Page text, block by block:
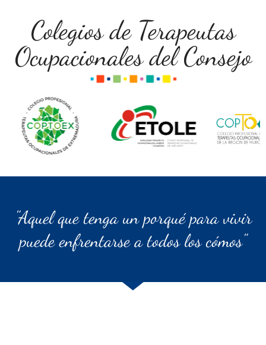
Colegios de Terapeutas
Ocupacionales del Consejo
"Aquel que tenga un porqué para vivir
puede enfrentarse a todos los cómos"